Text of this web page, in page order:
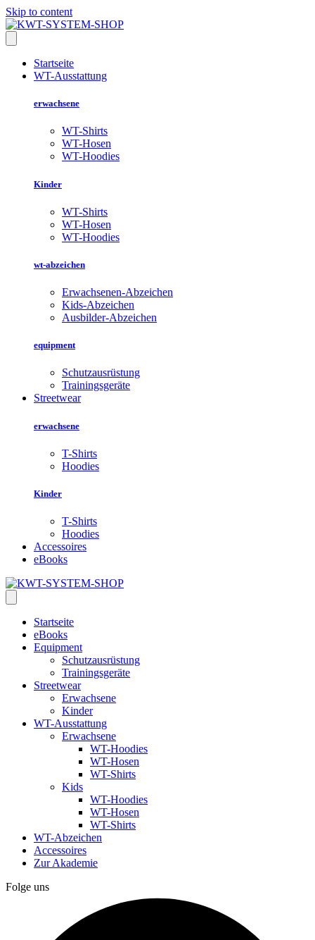
Skip to content
Startseite
WT-Ausstattung
erwachsene
WT-Shirts
WT-Hosen
WT-Hoodies
Kinder
WT-Shirts
WT-Hosen
WT-Hoodies
wt-abzeichen
Erwachsenen-Abzeichen
Kids-Abzeichen
Ausbilder-Abzeichen
equipment
Schutzausrüstung
Trainingsgeräte
Streetwear
erwachsene
T-Shirts
Hoodies
Kinder
T-Shirts
Hoodies
Accessoires
eBooks
Startseite
eBooks
Equipment
Schutzausrüstung
Trainingsgeräte
Streetwear
Erwachsene
Kinder
WT-Ausstattung
Erwachsene
WT-Hoodies
WT-Hosen
WT-Shirts
Kids
WT-Hoodies
WT-Hosen
WT-Shirts
WT-Abzeichen
Accessoires
Zur Akademie
Folge uns